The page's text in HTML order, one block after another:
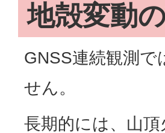
地殻変動
GNSS連続観測
せん。
長期的には、山